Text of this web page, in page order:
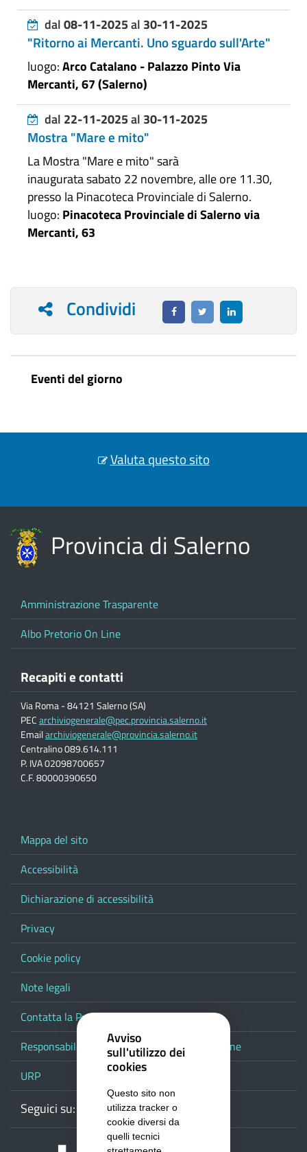
dal08-11-2025al 30-11-2025
"Ritorno ai Mercanti. Uno sguardo sull'Arte"
luogo:Arco Catalano - Palazzo Pinto Via
Mercanti, 67 (Salerno)
dal 22-11-2025al 30-11-2025
Mostra "Mare e mito"
La Mostra "Mare e mito" sarà
inaugurata sabato 22 novembre, alle ore 11.30,
presso la Pinacoteca Provinciale di Salerno.
luogo: Pinacoteca Provinciale di Salerno via
Mercanti, 63
Condividi
Eventi del giorno
Valuta questo sito
Provincia di Salerno
Amministrazione Trasparente
Albo Pretorio On Line
Recapiti e contatti
Via Roma - 84121 Salerno (SA)
PECarchiviogenerale@pec.provincia.salerno.it
Emailarchiviogenerale@provincia.salerno.it
Centralino 089.614.111
P. IVA 02098700657
C.F. 80000390650
Mappa del sito
Accessibilità
Dichiarazione di accessibilità
Privacy
Cookie policy
Note legali
Contatta la Provincia
Responsabile del procedimento di pubblicazione
URP
Seguici su: WebmailFacebook
Youtube
Avviso
sull'utilizzo dei
cookies
Questo sito non
utilizza tracker o
cookie diversi da
quelli tecnici